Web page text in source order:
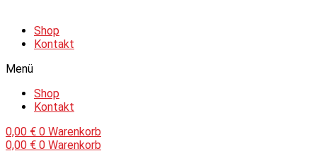
Shop
Kontakt
Menü
Shop
Kontakt
0,00 € 0 Warenkorb
0,00 € 0 Warenkorb